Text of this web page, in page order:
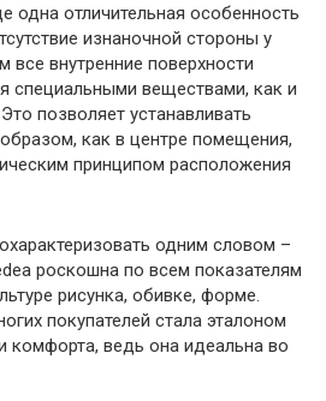
одна отличительная особенность
изнаночной стороны у
все внутренние поверхности
специальными веществами, как и
позволяет устанавливать
как в центре помещения,
принципом расположения
одним словом –
роскошна по всем показателям
рисунка, обивке, форме.
покупателей стала эталоном
комфорта, ведь она идеальна во